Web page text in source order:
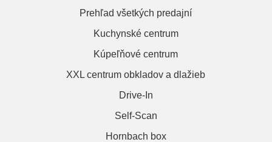
Prehľad všetkých predajní
Kuchynské centrum
Kúpeľňové centrum
XXL centrum obkladov a dlažieb
Drive-In
Self-Scan
Hornbach box